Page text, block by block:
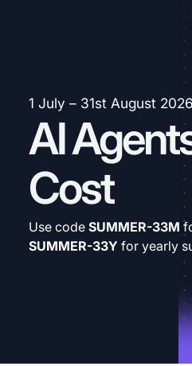
1 July – 31st August
AI
Cost
Use code SUMMER-33M
SUMMER-33Y for yearly